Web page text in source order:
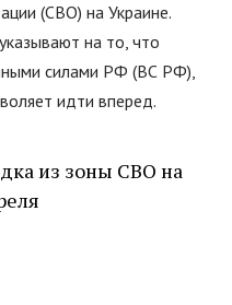
(СВО) на Украине.
на то, что
силами РФ (ВС РФ),
идти вперед.
из зоны СВО на